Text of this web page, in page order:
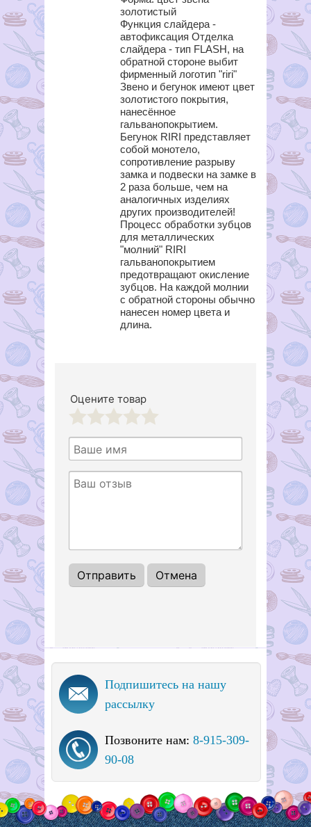
золотистый
Функция слайдера -
автофиксация Отделка
слайдера - тип FLASH, на
обратной стороне выбит
фирменный логотип "riri"
Звено и бегунок имеют цвет
золотистого покрытия,
нанесённое
гальванопокрытием.
Бегунок RIRI представляет
собой монотело,
сопротивление разрыву
замка и подвески на замке в
2 раза больше, чем на
аналогичных изделиях
других производителей!
Процесс обработки зубцов
для металлических
"молний" RIRI
гальванопокрытием
предотвращают окисление
зубцов. На каждой молнии
с обратной стороны обычно
нанесен номер цвета и
длина.
Оцените товар
Подпишитесь на нашу
рассылку
Позвоните нам: 8-915-309-
90-08